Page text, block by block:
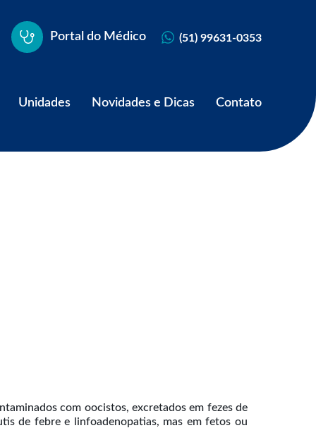
Portal do Médico (51) 99631-0353
Unidades Novidades e Dicas Contato
com oocistos, excretados em fezes de
de febre e linfoadenopatias, mas em fetos ou